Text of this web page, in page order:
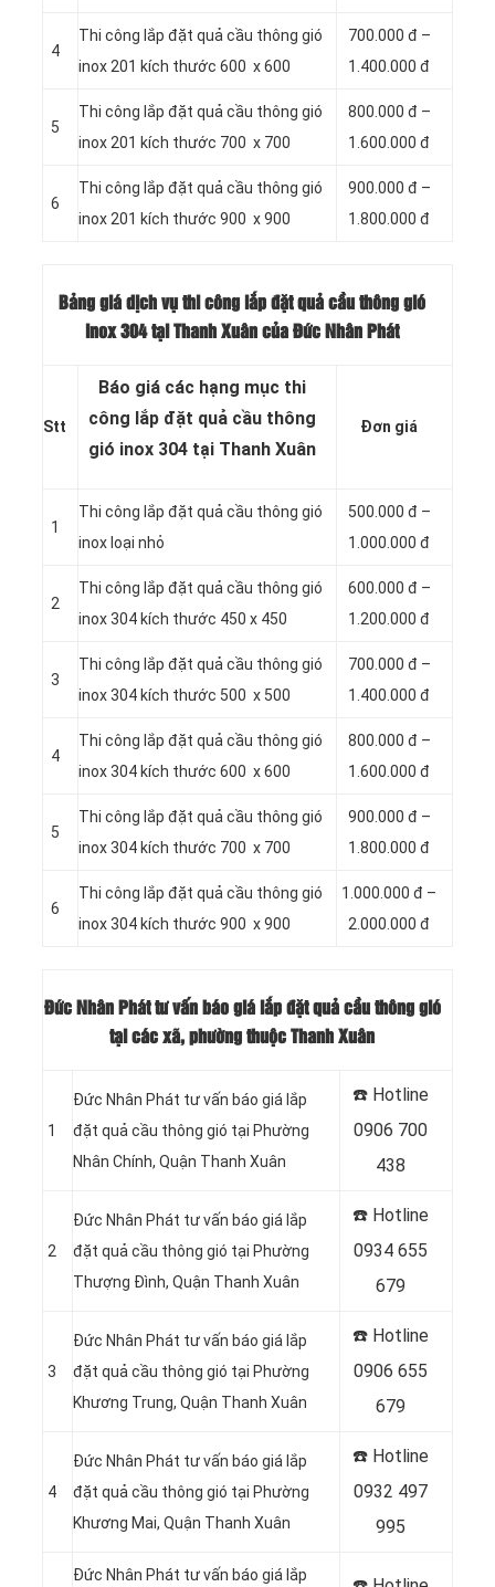
4
Thi công lắp đặt quả cầu thông gió
inox 201 kích thước 600 x 600
700.000 đ –
1.400.000 đ
5
Thi công lắp đặt quả cầu thông gió
inox 201 kích thước 700 x 700
800.000 đ –
1.600.000 đ
6
Thi công lắp đặt quả cầu thông gió
inox 201 kích thước 900 x 900
900.000 đ –
1.800.000 đ
Bảng giá dịch vụ thi công lắp đặt quả cầu thông gió
inox 304 tại Thanh Xuân của Đức Nhân Phát
Stt
Báo giá các hạng mục thi
công lắp đặt quả cầu thông
gió inox 304 tại Thanh Xuân
Đơn giá
1
Thi công lắp đặt quả cầu thông gió
inox loại nhỏ
500.000 đ –
1.000.000 đ
2
Thi công lắp đặt quả cầu thông gió
inox 304 kích thước 450 x 450
600.000 đ –
1.200.000 đ
3
Thi công lắp đặt quả cầu thông gió
inox 304 kích thước 500 x 500
700.000 đ –
1.400.000 đ
4
Thi công lắp đặt quả cầu thông gió
inox 304 kích thước 600 x 600
800.000 đ –
1.600.000 đ
5
Thi công lắp đặt quả cầu thông gió
inox 304 kích thước 700 x 700
900.000 đ –
1.800.000 đ
6
Thi công lắp đặt quả cầu thông gió
inox 304 kích thước 900 x 900
1.000.000 đ –
2.000.000 đ
Đức Nhân Phát tư vấn báo giá lắp đặt quả cầu thông gió
tại các xã, phường thuộc Thanh Xuân
1
Đức Nhân Phát tư vấn báo giá lắp
đặt quả cầu thông gió tại Phường
Nhân Chính, Quận Thanh Xuân
☎️ Hotline
0906 700
438
2
Đức Nhân Phát tư vấn báo giá lắp
đặt quả cầu thông gió tại Phường
Thượng Đình, Quận Thanh Xuân
☎️ Hotline
0934 655
679
3
Đức Nhân Phát tư vấn báo giá lắp
đặt quả cầu thông gió tại Phường
Khương Trung, Quận Thanh Xuân
☎️ Hotline
0906 655
679
4
Đức Nhân Phát tư vấn báo giá lắp
đặt quả cầu thông gió tại Phường
Khương Mai, Quận Thanh Xuân
☎️ Hotline
0932 497
995
Đức Nhân Phát tư vấn báo giá lắp